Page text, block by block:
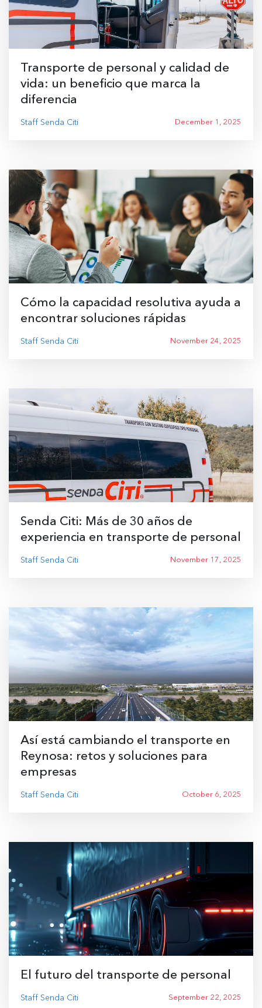
Transporte de personal y calidad de
vida: un beneficio que marca la
diferencia
Staff Senda Citi December 1, 2025
Cómo la capacidad resolutiva ayuda a
encontrar soluciones rápidas
Staff Senda Citi November 24, 2025
Senda Citi: Más de 30 años de
experiencia en transporte de personal
Staff Senda Citi November 17, 2025
Así está cambiando el transporte en
Reynosa: retos y soluciones para
empresas
Staff Senda Citi October 6, 2025
El futuro del transporte de personal
Staff Senda Citi September 22, 2025